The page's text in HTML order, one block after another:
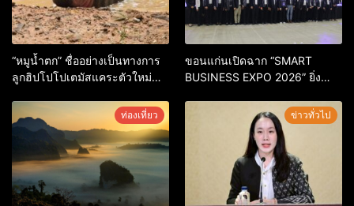
“หมูน้ำตก” ชื่ออย่างเป็นทางการ
ลูกฮิปโปโปเตมัสแคระตัวใหม่
กิจกรรมร่วมโหวตชนะกว่า
10,000 คะแนน
ขอนแก่นเปิดฉาก “SMART
BUSINESS EXPO 2026” ยิ่ง
ระดับเศรษฐกิจดิจิทัลอีสาน
ท่องเที่ยว ข่าวทั่วไป